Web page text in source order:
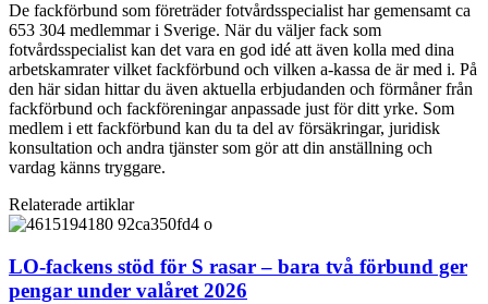
De fackförbund som företräder fotvårdsspecialist har gemensamt ca
653 304 medlemmar i Sverige. När du väljer fack som
fotvårdsspecialist kan det vara en god idé att även kolla med dina
arbetskamrater vilket fackförbund och vilken a-kassa de är med i. På
den här sidan hittar du även aktuella erbjudanden och förmåner från
fackförbund och fackföreningar anpassade just för ditt yrke. Som
medlem i ett fackförbund kan du ta del av försäkringar, juridisk
konsultation och andra tjänster som gör att din anställning och
vardag känns tryggare.
Relaterade artiklar
LO-fackens stöd för S rasar – bara två förbund ger
pengar under valåret 2026